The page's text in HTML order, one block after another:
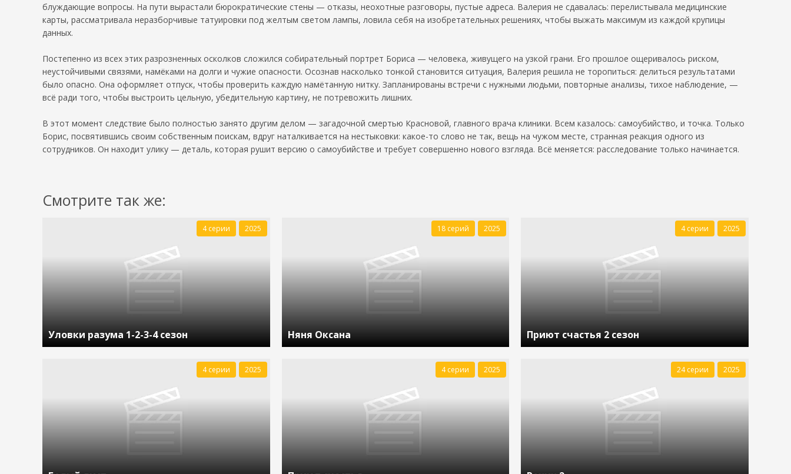
блуждающие вопросы. На пути вырастали бюрократические стены — отказы, неохотные разговоры, пустые адреса. Валерия не сдавалась: перелистывала медицинские
карты, рассматривала неразборчивые татуировки под желтым светом лампы, ловила себя на изобретательных решениях, чтобы выжать максимум из каждой крупицы
данных.
Постепенно из всех этих разрозненных осколков сложился собирательный портрет Бориса — человека, живущего на узкой грани. Его прошлое ощеривалось риском,
неустойчивыми связями, намёками на долги и чужие опасности. Осознав насколько тонкой становится ситуация, Валерия решила не торопиться: делиться результатами
было опасно. Она оформляет отпуск, чтобы проверить каждую намётанную нитку. Запланированы встречи с нужными людьми, повторные анализы, тихое наблюдение, —
всё ради того, чтобы выстроить цельную, убедительную картину, не потревожить лишних.
В этот момент следствие было полностью занято другим делом — загадочной смертью Красновой, главного врача клиники. Всем казалось: самоубийство, и точка. Только
Борис, посвятившись своим собственным поискам, вдруг наталкивается на нестыковки: какое-то слово не так, вещь на чужом месте, странная реакция одного из
сотрудников. Он находит улику — деталь, которая рушит версию о самоубийстве и требует совершенно нового взгляда. Всё меняется: расследование только начинается.
Смотрите так же:
Уловки разума 1-2-3-4 сезон
4 серии 2025
Няня Оксана
18 серий 2025
Приют счастья 2 сезон
4 серии 2025
4 серии 2025 4 серии 2025 24 серии 2025